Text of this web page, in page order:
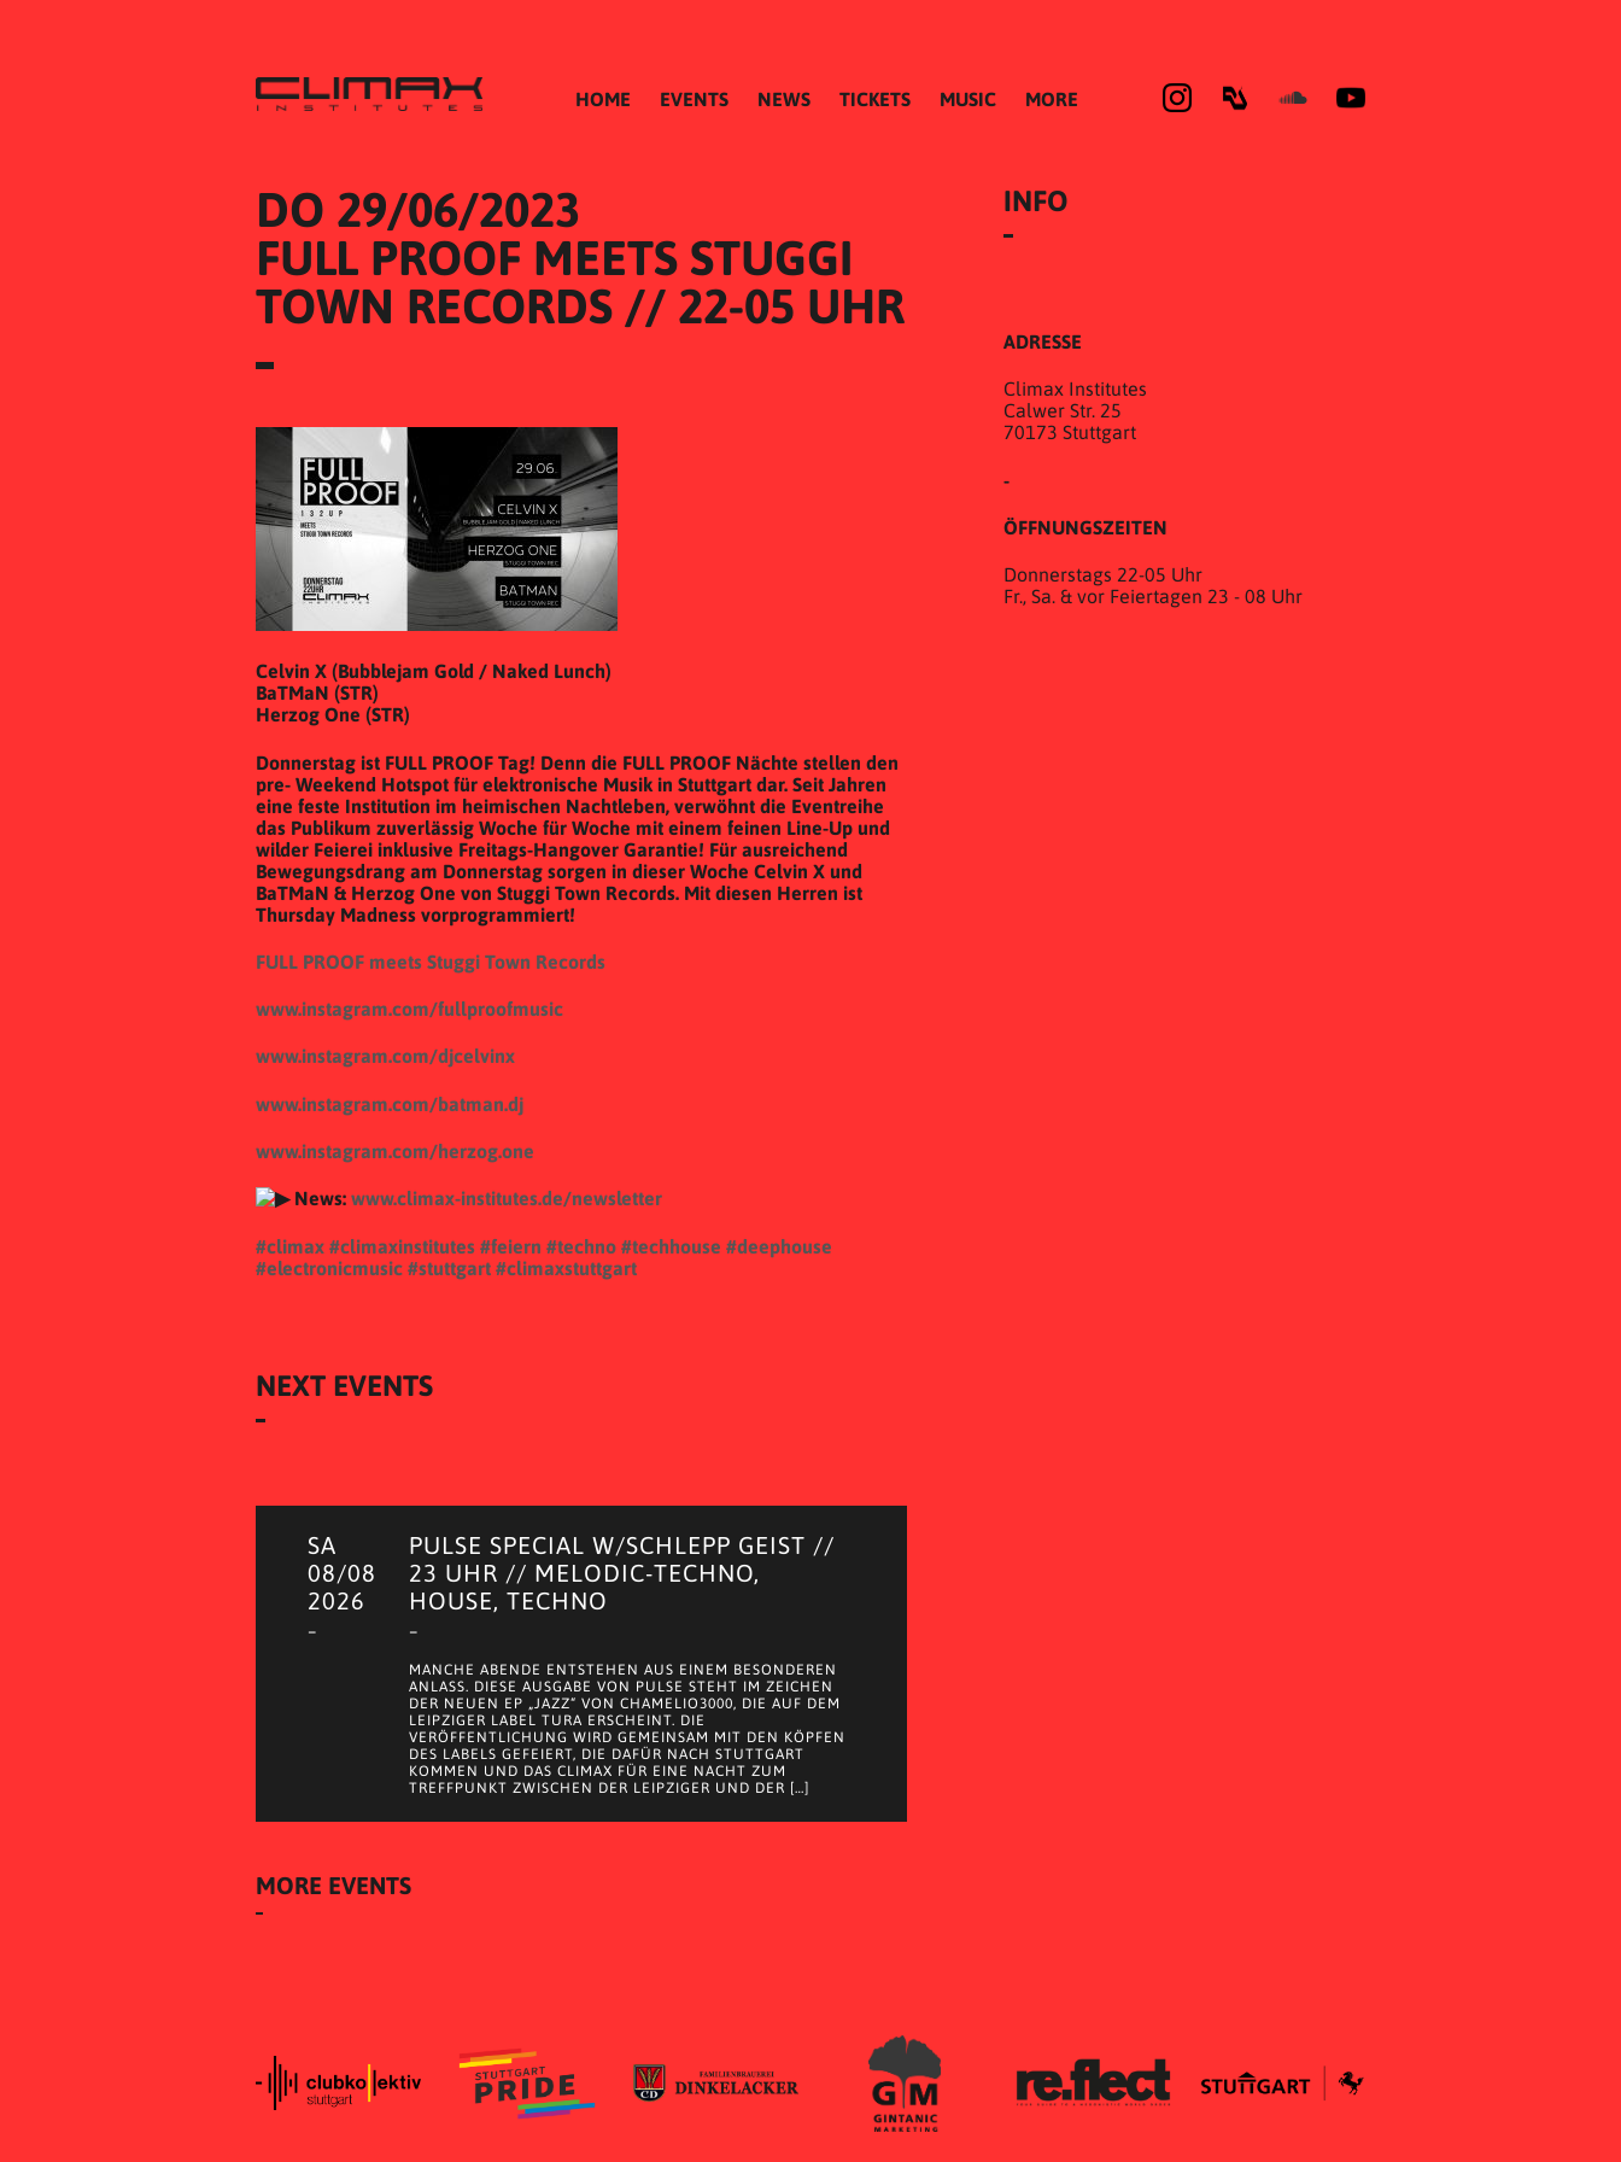
HOME EVENTS NEWS TICKETS MUSIC MORE
DO 29/06/2023
FULL PROOF MEETS STUGGI
TOWN RECORDS // 22-05 UHR
Celvin X (Bubblejam Gold / Naked Lunch)
BaTMaN (STR)
Herzog One (STR)
Donnerstag ist FULL PROOF Tag! Denn die FULL PROOF Nächte stellen den
pre- Weekend Hotspot für elektronische Musik in Stuttgart dar. Seit Jahren
eine feste Institution im heimischen Nachtleben, verwöhnt die Eventreihe
das Publikum zuverlässig Woche für Woche mit einem feinen Line-Up und
wilder Feierei inklusive Freitags-Hangover Garantie! Für ausreichend
Bewegungsdrang am Donnerstag sorgen in dieser Woche Celvin X und
BaTMaN & Herzog One von Stuggi Town Records. Mit diesen Herren ist
Thursday Madness vorprogrammiert!
FULL PROOF meets Stuggi Town Records
www.instagram.com/fullproofmusic
www.instagram.com/djcelvinx
www.instagram.com/batman.dj
www.instagram.com/herzog.one
News: www.climax-institutes.de/newsletter
#climax #climaxinstitutes #feiern #techno #techhouse #deephouse
#electronicmusic #stuttgart #climaxstuttgart
NEXT EVENTS
SA
08/08
2026
–
PULSE SPECIAL W/SCHLEPP GEIST //
23 UHR // MELODIC-TECHNO,
HOUSE, TECHNO
–
MANCHE ABENDE ENTSTEHEN AUS EINEM BESONDEREN
ANLASS. DIESE AUSGABE VON PULSE STEHT IM ZEICHEN
DER NEUEN EP „JAZZ“ VON CHAMELIO3000, DIE AUF DEM
LEIPZIGER LABEL TURA ERSCHEINT. DIE
VERÖFFENTLICHUNG WIRD GEMEINSAM MIT DEN KÖPFEN
DES LABELS GEFEIERT, DIE DAFÜR NACH STUTTGART
KOMMEN UND DAS CLIMAX FÜR EINE NACHT ZUM
TREFFPUNKT ZWISCHEN DER LEIPZIGER UND DER […]
MORE EVENTS
INFO
ADRESSE
Climax Institutes
Calwer Str. 25
70173 Stuttgart
-
ÖFFNUNGSZEITEN
Donnerstags 22-05 Uhr
Fr., Sa. & vor Feiertagen 23 - 08 Uhr